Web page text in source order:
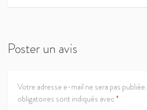
Poster un avis
Votre adresse e-mail ne sera pas publiée.
obligatoires sont indiqués avec*